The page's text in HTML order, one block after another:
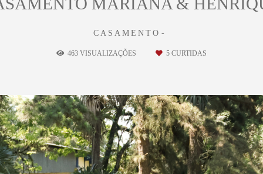
CASAMENTO
463 VISUALIZAÇÕES 5 CURTIDAS